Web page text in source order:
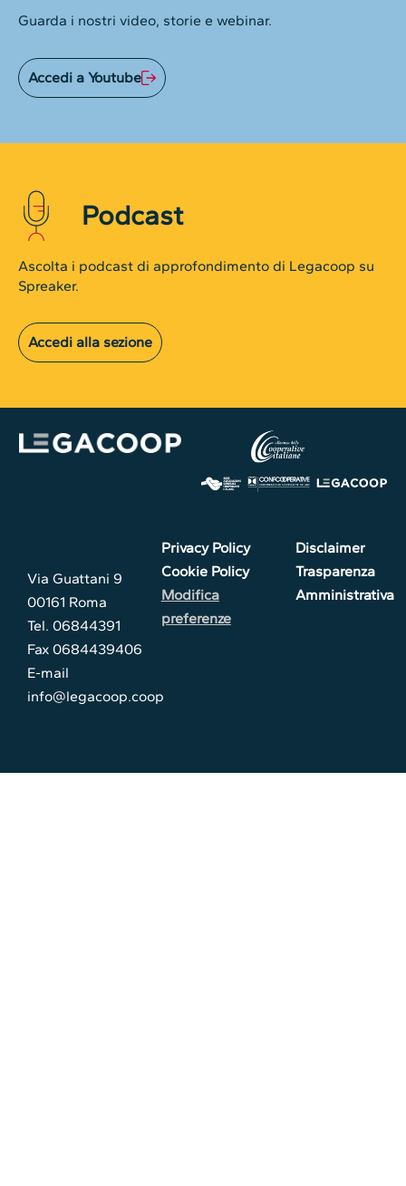
Guarda i nostri video, storie e webinar.
Accedi a Youtube
Podcast
Ascolta i podcast di approfondimento di Legacoop su
Spreaker.
Accedi alla sezione
Via Guattani 9
00161 Roma
Tel. 06844391
Fax 0684439406
E-mail
info@legacoop.coop
Privacy Policy
Cookie Policy
Modifica
preferenze
Disclaimer
Trasparenza
Amministrativa